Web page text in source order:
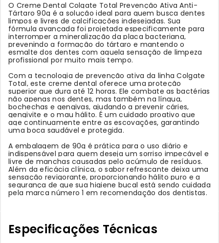
O Creme Dental Colgate Total Prevenção Ativa Anti-
Tártaro 90g é a solução ideal para quem busca dentes
limpos e livres de calcificações indesejadas. Sua
fórmula avançada foi projetada especificamente para
interromper a mineralização da placa bacteriana,
prevenindo a formação do tártaro e mantendo o
esmalte dos dentes com aquela sensação de limpeza
profissional por muito mais tempo.
Com a tecnologia de prevenção ativa da linha Colgate
Total, este creme dental oferece uma proteção
superior que dura até 12 horas. Ele combate as bactérias
não apenas nos dentes, mas também na língua,
bochechas e gengivas, ajudando a prevenir cáries,
gengivite e o mau hálito. É um cuidado proativo que
age continuamente entre as escovações, garantindo
uma boca saudável e protegida.
A embalagem de 90g é prática para o uso diário e
indispensável para quem deseja um sorriso impecável e
livre de manchas causadas pelo acúmulo de resíduos.
Além da eficácia clínica, o sabor refrescante deixa uma
sensação revigorante, proporcionando hálito puro e a
segurança de que sua higiene bucal está sendo cuidada
pela marca número 1 em recomendação dos dentistas.
Especificações Técnicas